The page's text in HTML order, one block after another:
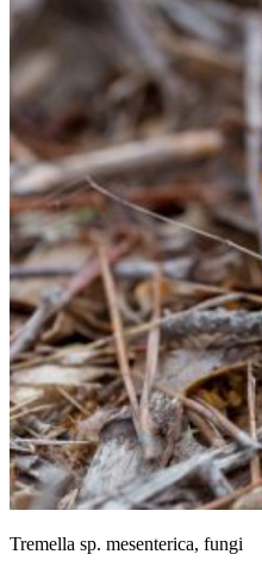
Tremella sp. mesenterica, fungi